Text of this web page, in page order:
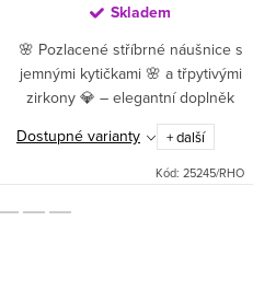
Skladem
🌸 Pozlacené stříbrné náušnice s
jemnými kytičkami 🌸 a třpytivými
zirkony 💎 – elegantní doplněk
pro romantický vzhled ✨. Jsou
skvělým doplňkem pro ženy,
které sledují...
Dostupné varianty + další
Kód: 25245/RHO